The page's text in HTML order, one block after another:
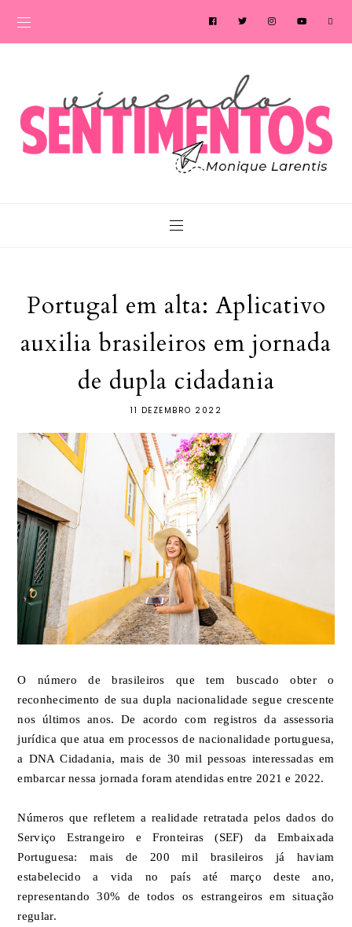
Portugal em alta: Aplicativo
auxilia brasileiros em jornada
de dupla cidadania
11 DEZEMBRO 2022
O número de brasileiros que tem buscado obter o
reconhecimento de sua dupla nacionalidade segue crescente
nos últimos anos. De acordo com registros da assessoria
jurídica que atua em processos de nacionalidade portuguesa,
a DNA Cidadania, mais de 30 mil pessoas interessadas em
embarcar nessa jornada foram atendidas entre 2021 e 2022.
Números que refletem a realidade retratada pelos dados do
Serviço Estrangeiro e Fronteiras (SEF) da Embaixada
Portuguesa: mais de 200 mil brasileiros já haviam
estabelecido a vida no país até março deste ano,
representando 30% de todos os estrangeiros em situação
regular.